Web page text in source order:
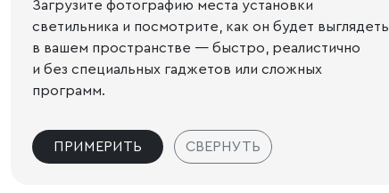
Загрузите фотографию места установки
светильника и посмотрите, как он будет выглядеть
в вашем пространстве — быстро, реалистично
и без специальных гаджетов или сложных
программ.
ПРИМЕРИТЬ СВЕРНУТЬ